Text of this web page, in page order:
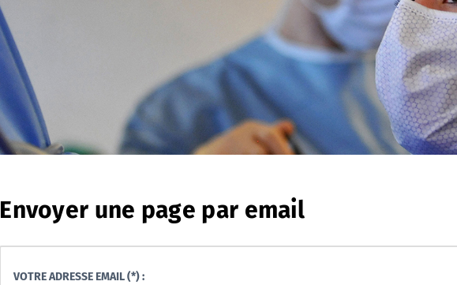
Envoyer une page par email
VOTRE ADRESSE EMAIL (*) :